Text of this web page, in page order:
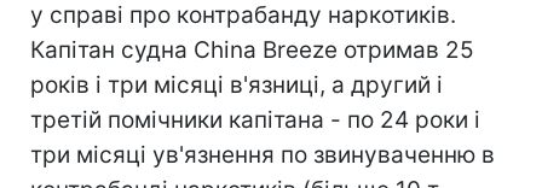
у справі про контрабанду наркотиків.
Капітан судна China Breeze отримав 25
років і три місяці в'язниці, а другий і
третій помічники капітана - по 24 роки і
три місяці ув'язнення по звинуваченню в